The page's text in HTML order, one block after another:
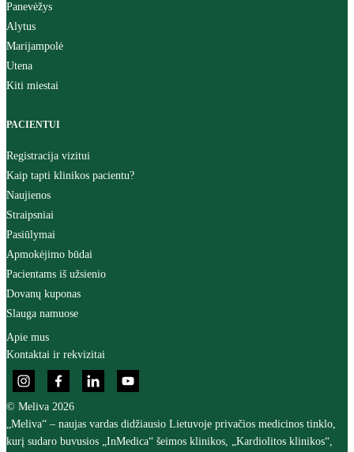
Panevėžys
Alytus
Marijampolė
Utena
Kiti miestai
PACIENTUI
Registracija vizitui
Kaip tapti klinikos pacientu?
Naujienos
Straipsniai
Pasiūlymai
Apmokėjimo būdai
Pacientams iš užsienio
Dovanų kuponas
Slauga namuose
Apie mus
Kontaktai ir rekvizitai
© Meliva 2026
„Meliva“ – naujas vardas didžiausio Lietuvoje privačios medicinos tinklo,
kurį sudaro buvusios „InMedica“ šeimos klinikos, „Kardiolitos klinikos“,